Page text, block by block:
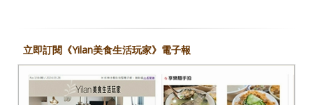
立即訂閱《Yilan美食生活玩家》電子報